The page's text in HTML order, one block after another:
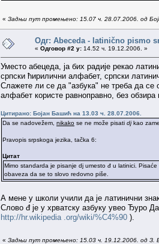
« Задњи пут промењено: 15.07 ч. 28.07.2006. од
Одг: Abeceda - latinično pismo
« Одговор #2 у: 14.52 ч. 19.12.2006. »
Уместо абецеда, ја бих радије рекао
српски ћирилични алфабет, српски
Слажете ли се да "азбука" не треба да се
алфабет користе равноправно, без обзира
Цитирано: Бојан Башић на 13.03 ч. 28.07.2006.
Da se nadovežem, nikako se ne može pisati djkao
Pravopis srpskoga jezika, tačka 6:
Цитат
Mimo standarda je pisanje dj umesto đ u latinici.
obaveza da se to slovo redovno piše.
А мене у школи учили да је латинични
Слово đ je у хрватску азбуку увео Ђуро
http://hr.wikipedia .org/wiki/%C4%90 ).
« Задњи пут промењено: 15.03 ч. 19.12.2006. од З.